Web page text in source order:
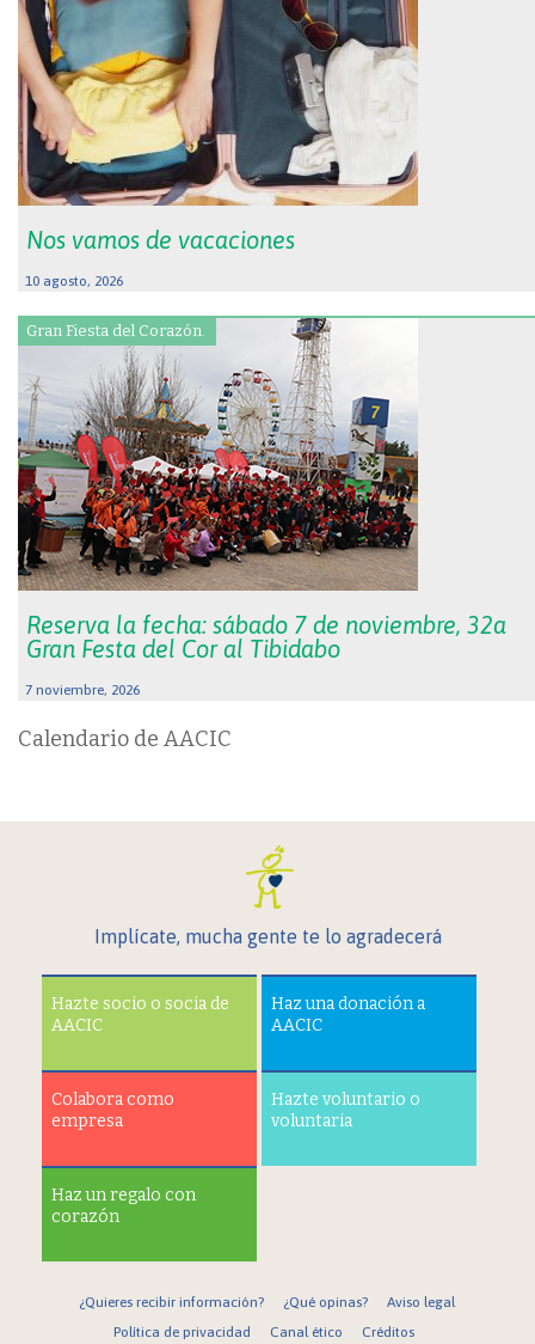
Nos vamos de vacaciones
10 agosto, 2026
Gran Fiesta del Corazón.
Reserva la fecha: sábado 7 de noviembre, 32a
Gran Festa del Cor al Tibidabo
7 noviembre, 2026
Calendario de AACIC
Implícate, mucha gente te lo agradecerá
Hazte socio o socia de
AACIC
Haz una donación a
AACIC
Colabora como
empresa
Hazte voluntario o
voluntaria
Haz un regalo con
corazón
¿Quieres recibir información? ¿Qué opinas?
Aviso legal
Política de privacidad
Canal ético Créditos